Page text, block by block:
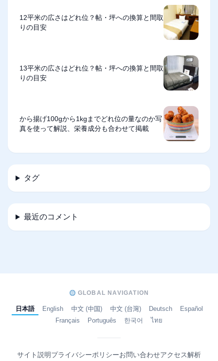
12平米の広さはどれ位？帖・坪への換算と間取
りの目安
13平米の広さはどれ位？帖・坪への換算と間取
りの目安
から揚げ100gから1kgまでどれ位の量なのか写
真を使って解説、栄養成分も合わせて掲載
タグ
最近のコメント
GLOBAL NAVIGATION
日本語 English 中文 (中国) 中文 (台灣) Deutsch
Español
Français
Português 한국어 ไทย
サイト説明プライバシーポリシーお問い合わせアクセス解析